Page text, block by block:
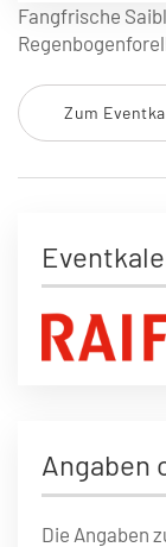
Fangfrische
Zum
Angaben
Die Angaben